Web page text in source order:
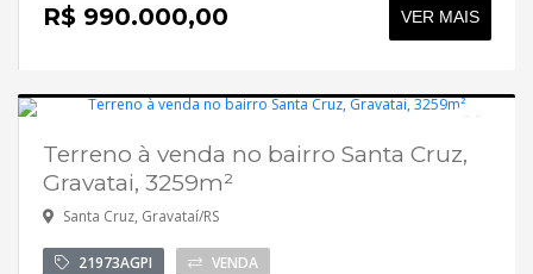
R$ 990.000,00 VER MAIS
Terreno à venda no bairro Santa Cruz,
Gravatai, 3259m²
Santa Cruz, Gravataí/RS
21973AGPI VENDA